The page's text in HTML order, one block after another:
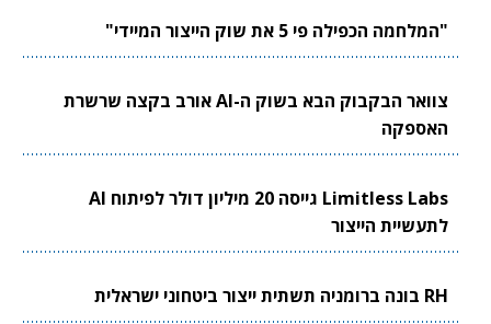
"המלחמה הכפילה פי 5 את שוק הייצור המיידי"
צוואר הבקבוק הבא בשוק ה-AI אורב בקצה שרשרת
האספקה
Limitless Labs גייסה 20 מיליון דולר לפיתוח AI
לתעשיית הייצור
RH בונה ברומניה תשתית ייצור ביטחוני ישראלית